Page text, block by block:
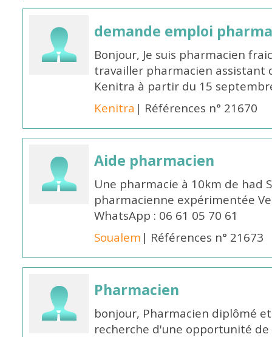
demande emploi
Bonjour, Je suis pharmacien
travailler pharmacien assistant
Kenitra à partir du 15
Kenitra | Références n° 21670
Aide pharmacien
Une pharmacie à 10km de had
pharmacienne expérimentée
WhatsApp : 06 61 05 70 61
Soualem | Références n° 21673
Pharmacien
bonjour, Pharmacien diplômé
recherche d'une opportunité